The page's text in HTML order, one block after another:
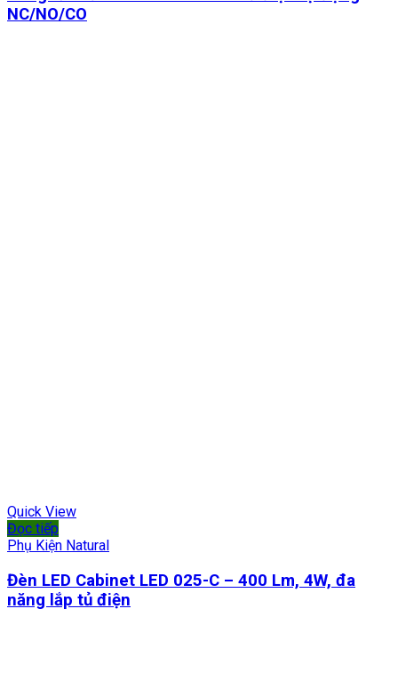
NC/NO/CO
Quick View
Đọc tiếp
Phụ Kiện Natural
Đèn LED Cabinet LED 025-C – 400 Lm, 4W, đa
năng lắp tủ điện